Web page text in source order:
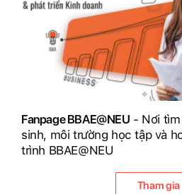
Fanpage BBAE@NEU - Nơi
sinh, môi trường học tập và
trình BBAE@NEU
Tham gia